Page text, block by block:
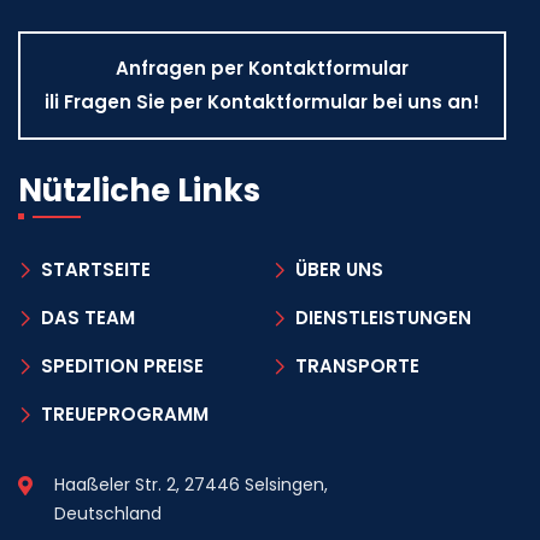
Anfragen per Kontaktformular
ili Fragen Sie per Kontaktformular bei uns an!
Nützliche Links
STARTSEITE
ÜBER UNS
DAS TEAM
DIENSTLEISTUNGEN
SPEDITION PREISE
TRANSPORTE
TREUEPROGRAMM
Haaßeler Str. 2, 27446 Selsingen,
Deutschland